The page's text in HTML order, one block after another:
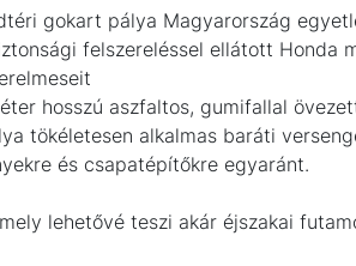
gokart pálya Magyarország
felszereléssel ellátott Honda
hosszú aszfaltos, gumifallal
tökéletesen alkalmas baráti
és csapatépítőkre egyaránt.
lehetővé teszi akár éjszakai